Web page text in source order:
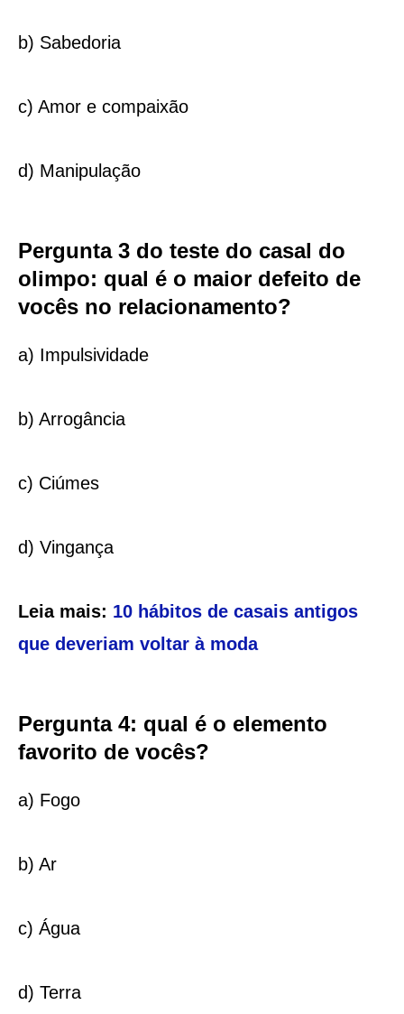
b) Sabedoria
c) Amor e compaixão
d) Manipulação
Pergunta 3 do teste do casal do
olimpo: qual é o maior defeito de
vocês no relacionamento?
a) Impulsividade
b) Arrogância
c) Ciúmes
d) Vingança
Leia mais: 10 hábitos de casais antigos
que deveriam voltar à moda
Pergunta 4: qual é o elemento
favorito de vocês?
a) Fogo
b) Ar
c) Água
d) Terra